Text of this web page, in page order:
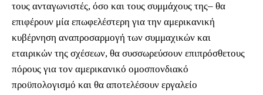
τους ανταγωνιστές, όσο και τους συμμάχους της‒ θα
επιφέρουν μία επωφελέστερη για την αμερικανική
κυβέρνηση αναπροσαρμογή των συμμαχικών και
εταιρικών της σχέσεων, θα συσσωρεύσουν επιπρόσθετους
πόρους για τον αμερικανικό ομοσπονδιακό
προϋπολογισμό και θα αποτελέσουν εργαλείο